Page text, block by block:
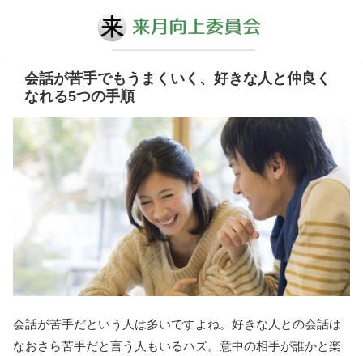
会話が苦手でもうまくいく、好きな人と仲良く
なれる5つの手順
会話が苦手だという人は多いですよね。好きな人との会話は
なおさら苦手だと言う人もいるハズ。意中の相手が誰かと楽